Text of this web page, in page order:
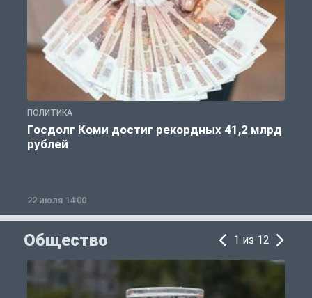
ПОЛИТИКА
Госдолг Коми достиг рекордных 41,2 млрд
рублей
22 июля 14:00
Общество 1 из 12